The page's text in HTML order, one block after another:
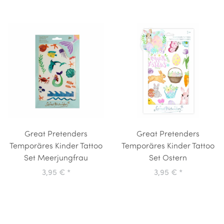
Great Pretenders
Temporäres Kinder Tattoo
Set Meerjungfrau
3,95 € *
Great Pretenders
Temporäres Kinder Tattoo
Set Ostern
3,95 € *